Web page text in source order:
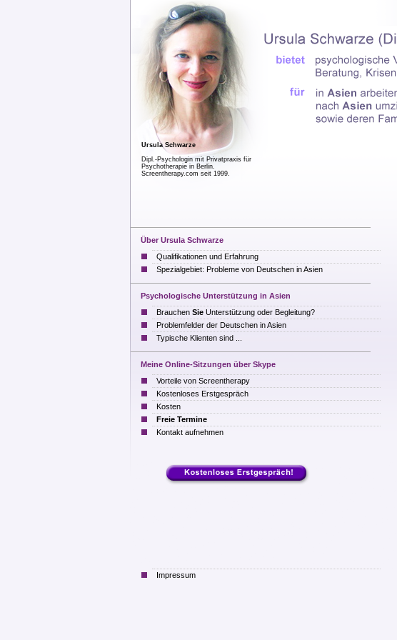
Ursula Schwarze
Dipl.-Psychologin mit Privatpraxis für
Psychotherapie in Berlin.
Screentherapy.com seit 1999.
Über Ursula Schwarze
Qualifikationen und Erfahrung
Spezialgebiet: Probleme von Deutschen in Asien
Psychologische Unterstützung in Asien
Brauchen SieUnterstützung oder Begleitung?
Problemfelder der Deutschen in Asien
Typische Klienten sind ...
Meine Online-Sitzungen über Skype
Vorteile von Screentherapy
Kostenloses Erstgespräch
Kosten
Freie Termine
Kontakt aufnehmen
Impressum